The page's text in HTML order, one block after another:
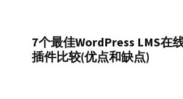
7个最佳WordPress LMS在
插件比较(优点和缺点)